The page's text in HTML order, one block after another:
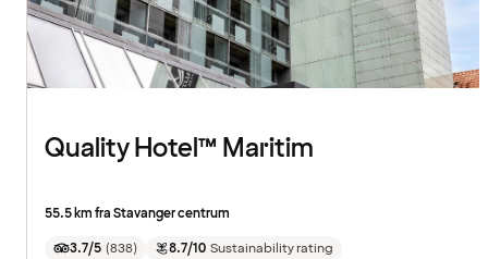
Quality Hotel™ Maritim
55.5 km fra Stavanger centrum
3.7/5 (838) 8.7/10 Sustainability rating